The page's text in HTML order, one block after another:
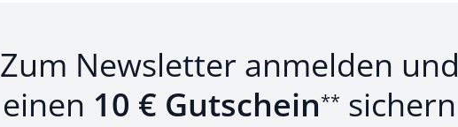
Zum Newsletter anmelden und
einen 10 € Gutschein** sichern